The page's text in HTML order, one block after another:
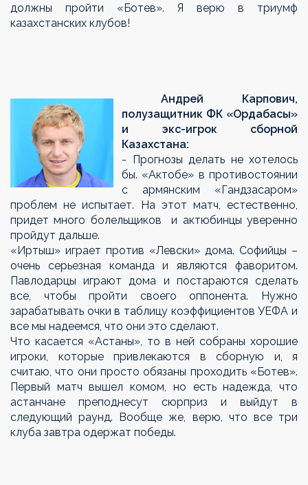
должны пройти «Ботев». Я верю в триумф
казахстанских клубов!
Андрей Карпович,
полузащитник ФК «Ордабасы»
и экс-игрок сборной
Казахстана:
- Прогнозы делать не хотелось
бы. «Актобе» в противостоянии
с армянским «Гандзасаром»
проблем не испытает. На этот матч, естественно,
придет много болельщиков и актюбинцы уверенно
пройдут дальше.
«Иртыш» играет против «Левски» дома. Софийцы –
очень серьезная команда и являются фаворитом.
Павлодарцы играют дома и постараются сделать
все, чтобы пройти своего оппонента. Нужно
зарабатывать очки в таблицу коэффициентов УЕФА и
все мы надеемся, что они это сделают.
Что касается «Астаны», то в ней собраны хорошие
игроки, которые привлекаются в сборную и, я
считаю, что они просто обязаны проходить «Ботев».
Первый матч вышел комом, но есть надежда, что
астанчане преподнесут сюрприз и выйдут в
следующий раунд. Вообще же, верю, что все три
клуба завтра одержат победы.